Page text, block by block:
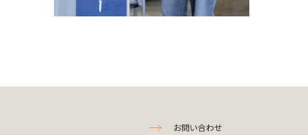
お問い合わせ